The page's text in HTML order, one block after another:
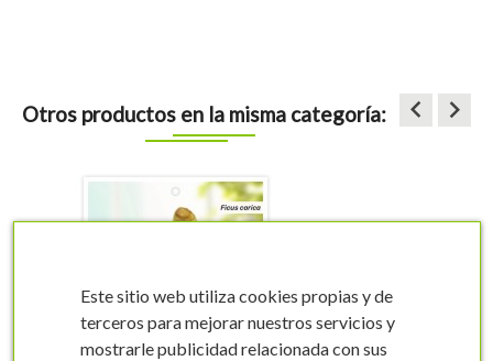
Otros productos en la misma categoría: keyboard_arrow_left keyboard_arrow_right
Este sitio web utiliza cookies propias y de
terceros para mejorar nuestros servicios y
mostrarle publicidad relacionada con sus